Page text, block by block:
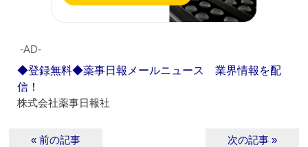
‐AD‐
◆登録無料◆薬事日報メールニュース 業界情報を配
信！
株式会社薬事日報社
« 前の記事 次の記事 »